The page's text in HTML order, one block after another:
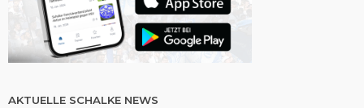
AKTUELLE SCHALKE NEWS